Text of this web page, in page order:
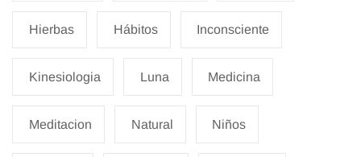
Hierbas Hábitos Inconsciente
Kinesiologia Luna Medicina
Meditacion Natural Niños